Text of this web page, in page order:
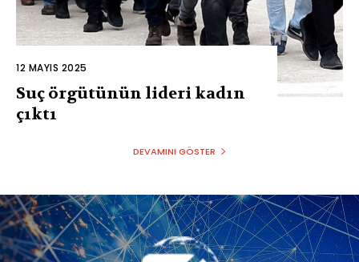
12 MAYIS 2025
Suç örgütünün lideri kadın
çıktı
DEVAMINI GÖSTER